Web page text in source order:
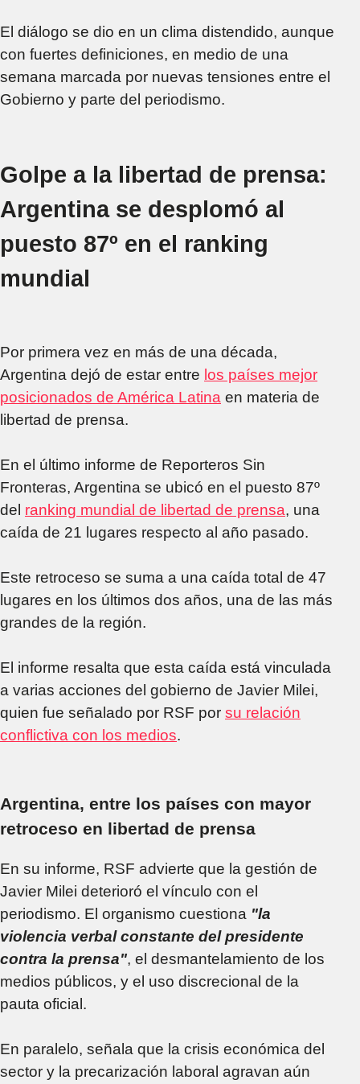
El diálogo se dio en un clima distendido, aunque
con fuertes definiciones, en medio de una
semana marcada por nuevas tensiones entre el
Gobierno y parte del periodismo.
Golpe a la libertad de prensa:
Argentina se desplomó al
puesto 87º en el ranking
mundial
Por primera vez en más de una década,
Argentina dejó de estar entre los países mejor
posicionados de América Latina en materia de
libertad de prensa.
En el último informe de Reporteros Sin
Fronteras, Argentina se ubicó en el puesto 87º
del ranking mundial de libertad de prensa, una
caída de 21 lugares respecto al año pasado.
Este retroceso se suma a una caída total de 47
lugares en los últimos dos años, una de las más
grandes de la región.
El informe resalta que esta caída está vinculada
a varias acciones del gobierno de Javier Milei,
quien fue señalado por RSF por su relación
conflictiva con los medios.
Argentina, entre los países con mayor
retroceso en libertad de prensa
En su informe, RSF advierte que la gestión de
Javier Milei deterioró el vínculo con el
periodismo. El organismo cuestiona "la
violencia verbal constante del presidente
contra la prensa", el desmantelamiento de los
medios públicos, y el uso discrecional de la
pauta oficial.
En paralelo, señala que la crisis económica del
sector y la precarización laboral agravan aún